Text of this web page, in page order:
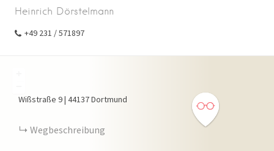
Heinrich Dörstelmann
+49 231 / 571897
Wißstraße 9| 44137Dortmund
Wegbeschreibung